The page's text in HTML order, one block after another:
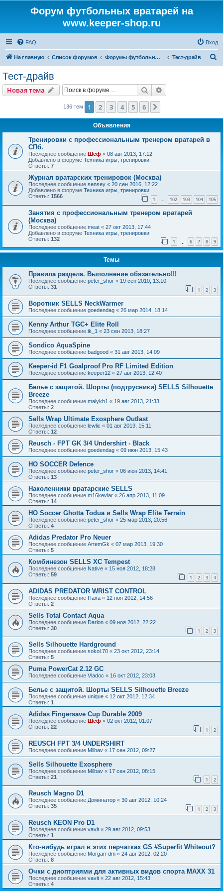
Форум футбольных вратарей на
www.keeper-shop.ru
FAQ Вход
На главную Список форумов Форумы футбольных вратарей Тест-драйв
Тест-драйв
Новая тема Поиск
136 тем 1 2 3 4 5 6
Объявления
Тренировки с профессиональным тренером вратарей в
СПб.
Последнее сообщение Шеф « 08 авг 2013, 17:12
Добавлено в форуме Техника игры, тренировки
Ответы: 7
Журнал вратарских тренировок (Москва)
Последнее сообщение sensey « 20 сен 2016, 12:22
Добавлено в форуме Техника игры, тренировки
Ответы: 1566 1 … 102 103 104 105
Занятия с профессиональным тренером вратарей
(Москва)
Последнее сообщение meat « 27 окт 2013, 17:44
Добавлено в форуме Техника игры, тренировки
Ответы: 132 1 6 7 8 9
Темы
Правила раздела. Выполнение обязательно!!!
Последнее сообщение peter_shor « 19 сен 2010, 13:10
Ответы: 31 1 2 3
Воротник SELLS NeckWarmer
Последнее сообщение goedendag « 26 мар 2014, 18:14
Kenny Arthur TGC+ Elite Roll
Последнее сообщение ik_1 « 23 сен 2013, 18:27
Sondico AquaSpine
Последнее сообщение badgood « 31 авг 2013, 14:09
Keeper-id F1 Goalproof Pro RF Limited Edition
Последнее сообщение keeper12 « 27 авг 2013, 12:40
Белье с защитой. Шорты (подтрусники) SELLS Silhouette
Breeze
Последнее сообщение malykh1 « 19 авг 2013, 21:33
Ответы: 2
Sells Wrap Ultimate Exosphere Outlast
Последнее сообщение lewlic « 01 авг 2013, 15:11
Ответы: 12
Reusch - FPT GK 3/4 Undershirt - Black
Последнее сообщение goedendag « 09 июн 2013, 15:43
HO SOCCER Defence
Последнее сообщение peter_shor « 06 июн 2013, 14:41
Ответы: 13
Наколенники вратарские SELLS
Последнее сообщение m16kevlar « 26 апр 2013, 11:09
Ответы: 14
HO Soccer Ghotta Todua и Sells Wrap Elite Terrain
Последнее сообщение peter_shor « 25 мар 2013, 20:56
Ответы: 4
Adidas Predator Pro Neuer
Последнее сообщение ArtemGk « 07 мар 2013, 19:30
Ответы: 5
Комбинезон SELLS XC Tempest
Последнее сообщение Native « 15 ноя 2012, 18:28
Ответы: 59 1 2 3 4
ADIDAS PREDATOR WRIST CONTROL
Последнее сообщение Паха « 12 ноя 2012, 14:56
Ответы: 2
Sells Total Contact Aqua
Последнее сообщение Darion « 09 ноя 2012, 22:22
Ответы: 30 1 2 3
Sells Silhouette Hardground
Последнее сообщение sokol.70 « 23 окт 2012, 23:14
Ответы: 5
Puma PowerCat 2.12 GC
Последнее сообщение Vladoc « 16 окт 2012, 23:03
Белье с защитой. Шорты SELLS Silhouette Breeze
Последнее сообщение unique « 12 окт 2012, 12:34
Ответы: 1
Adidas Fingersave Cup Durable 2009
Последнее сообщение Шеф « 02 окт 2012, 01:07
Ответы: 22 1 2
REUSCH FPT 3/4 UNDERSHIRT
Последнее сообщение Milbav « 17 сен 2012, 09:27
Sells Silhouette Exosphere
Последнее сообщение Milbav « 17 сен 2012, 08:15
Ответы: 21 1 2
Reusch Magno D1
Последнее сообщение Доминатор « 30 авг 2012, 10:24
Ответы: 35 1 2 3
Reusch KEON Pro D1
Последнее сообщение vavit « 29 авг 2012, 09:53
Ответы: 1
Кто-нибудь играл в этих перчатках GS #Superfit Whiteout?
Последнее сообщение Morgan-dm « 24 авг 2012, 02:20
Ответы: 8
Очки с диоптриями для активных видов спорта MAXX 31
Последнее сообщение vavit « 22 авг 2012, 15:43
Ответы: 4